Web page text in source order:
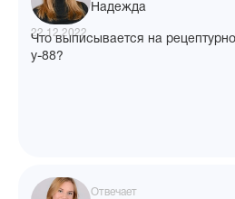
Надежда
22.12.2022
Что выписывается на
у-88?
Отвечает